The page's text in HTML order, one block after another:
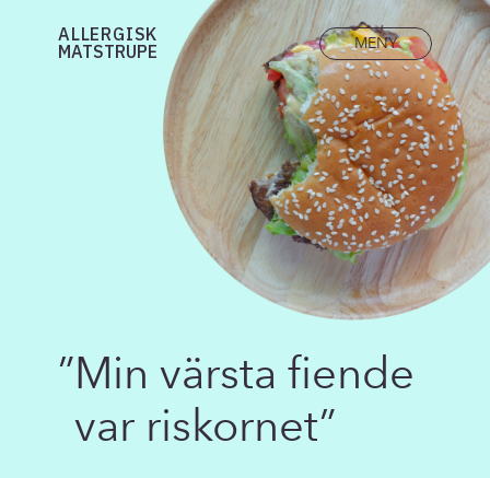
ALLERGISK
MATSTRUPE
MENY
”Min värsta fiende
var riskornet”